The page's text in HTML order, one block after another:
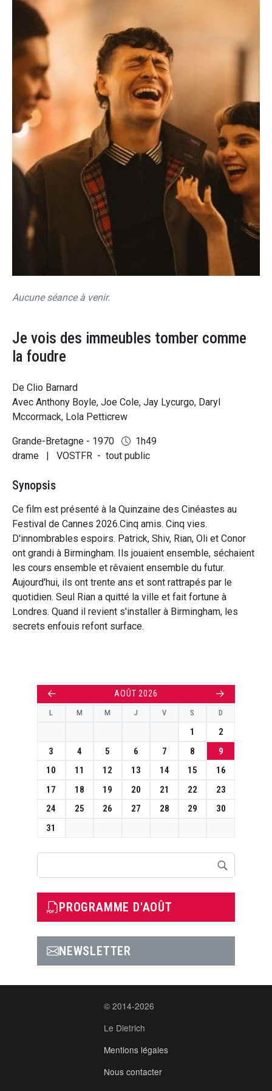
Aucune séance à venir.
Je vois des immeubles tomber comme
la foudre
De Clio Barnard
Avec Anthony Boyle, Joe Cole, Jay Lycurgo, Daryl
Mccormack, Lola Petticrew
Grande-Bretagne - 1970
1h49
drame
| VOSTFR - tout public
Synopsis
Ce film est présenté à la Quinzaine des Cinéastes au
Festival de Cannes 2026.Cinq amis. Cinq vies.
D'innombrables espoirs. Patrick, Shiv, Rian, Oli et Conor
ont grandi à Birmingham. Ils jouaient ensemble, séchaient
les cours ensemble et rêvaient ensemble du futur.
Aujourd'hui, ils ont trente ans et sont rattrapés par le
quotidien. Seul Rian a quitté la ville et fait fortune à
Londres. Quand il revient s'installer à Birmingham, les
secrets enfouis refont surface.
← AOÛT 2026 →
L M M J V S D
1
2
3
4 5 6 7 8
9
10
11 12 13 14 15
16
17
18 19 20 21 22
23
24
25 26 27 28 29
30
31
PROGRAMME D'AOÛT
NEWSLETTER
© 2014-2026
Le Dietrich
Mentions légales
Nous contacter